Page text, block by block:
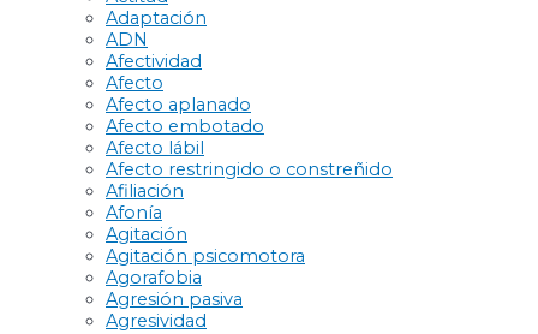
Adaptación
ADN
Afectividad
Afecto
Afecto aplanado
Afecto embotado
Afecto lábil
Afecto restringido o constreñido
Afiliación
Afonía
Agitación
Agitación psicomotora
Agorafobia
Agresión pasiva
Agresividad